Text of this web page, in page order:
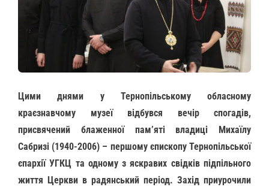
Цими днями у Тернопільському обласному
краєзнавчому музеї відбувся вечір спогадів,
присвячений блаженної пам’яті владиці Михаїлу
Сабризі (1940-2006) – першому єпископу Тернопільської
єпархії УГКЦ та одному з яскравих свідків підпільного
життя Церкви в радянський період. Захід приурочили